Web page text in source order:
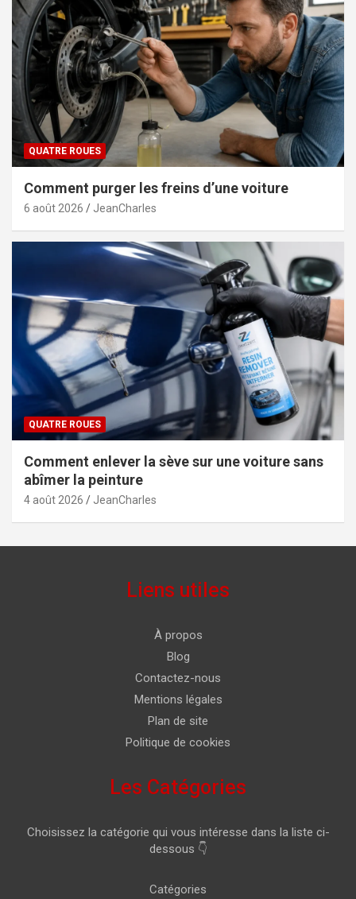
QUATRE ROUES
Comment purger les freins d’une voiture
6 août 2026 JeanCharles
QUATRE ROUES
Comment enlever la sève sur une voiture sans
abîmer la peinture
4 août 2026 JeanCharles
Liens utiles
À propos
Blog
Contactez-nous
Mentions légales
Plan de site
Politique de cookies
Les Catégories
Choisissez la catégorie qui vous intéresse dans la liste ci-
dessous 👇
Catégories